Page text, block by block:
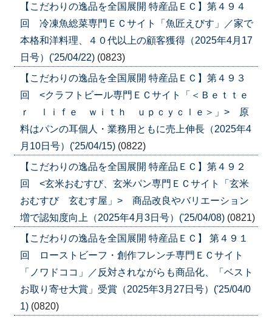
【こだわりの逸品を全国展開 特産品ＥＣ】第４９４
回 冷凍魚総菜専門ＥＣサイト「魚匠えびす」／家で
本格和洋料理、４０代以上の顧客獲得（2025年4月17
日号）('25/04/22) (0823)
【こだわりの逸品を全国展開 特産品ＥＣ】第４９３
回 <クラフトビール専門ＥＣサイト「＜Ｂｅｔｔｅ
ｒ ｌｉｆｅ ｗｉｔｈ ｕｐｃｙｃｌｅ＞」> 原
料はパンの耳個人・業務用ともに売上伸長（2025年4
月10日号）('25/04/15) (0822)
【こだわりの逸品を全国展開 特産品ＥＣ】第４９２
回 <玄米おむすび、玄米パン専門ＥＣサイト「玄米
おむすび 玄むす屋」> 商品改良やバリエーション
増で認知度向上（2025年4月3日号）('25/04/08) (0821)
【こだわりの逸品を全国展開 特産品ＥＣ】 第４９１
回 ローストビーフ・創作フレンチ専門ＥＣサイト
「ノワドココ」／反対されながらも商品化、「ベスト
お取り寄せ大賞」受賞（2025年3月27日号）('25/04/0
1) (0820)